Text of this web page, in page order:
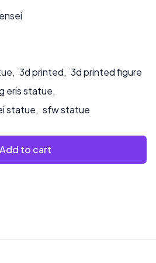
à ***
le produit.
, 3d printed, 3d printed figure
eris statue,
statue, sfw statue
Add to cart